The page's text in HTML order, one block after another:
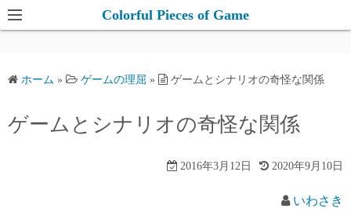
コ
ン
ス
Colorful Pieces of Game
ホーム » ゲームの理屈 » ゲームとシナリオの奇怪な関係
ゲームとシナリオの奇怪な関係
2016年3月12日 2020年9月10日
いわさき